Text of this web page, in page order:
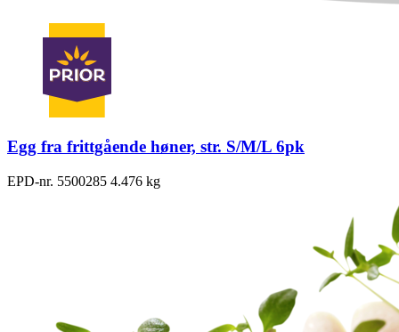
Egg fra frittgående høner, str. S/M/L 6pk
EPD-nr. 5500285 4.476 kg